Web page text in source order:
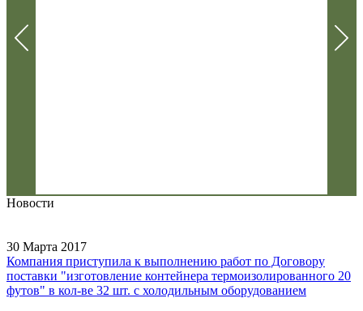
Новости
30 Марта 2017
Компания приступила к выполнению работ по Договору
поставки "изготовление контейнера термоизолированного 20
футов" в кол-ве 32 шт. с холодильным оборудованием